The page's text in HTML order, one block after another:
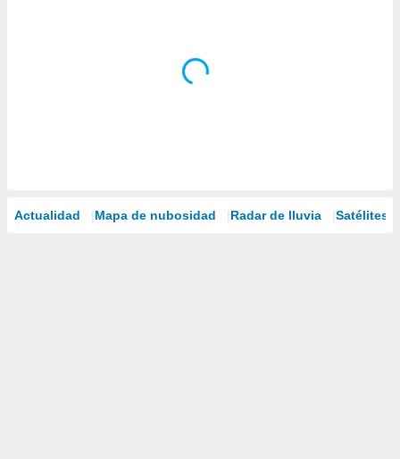
Actualidad Mapa de nubosidad Radar de lluvia Satélites